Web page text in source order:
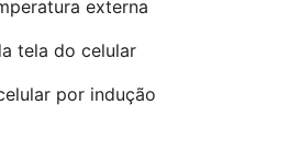
externa
tela do celular
por indução